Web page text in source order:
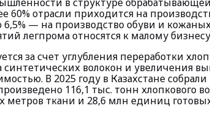
60% отрасли приходится на
— на производство обуви и
легпрома относятся к малому
за счет углубления переработки
волокон и увеличения
В 2025 году в Казахстане
116,1 тыс. тонн хлопкового
метров ткани и 28,6 млн единиц